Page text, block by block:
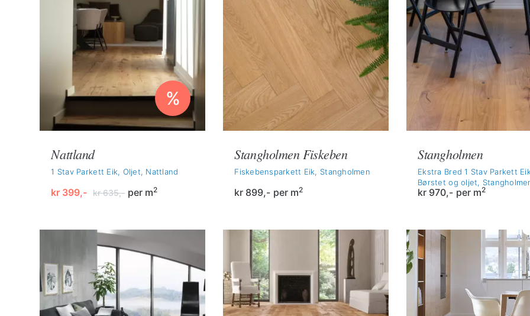
%
Nattland
1 Stav Parkett Eik, Oljet, Nattland
kr635,-
Opprinnelig
kr 635,-.
kr 399,-
Nåværende
kr 399,-.
per m2
Stangholmen Fiskeben
Fiskebensparkett Eik, Stangholmen
kr 899,- per m2
Stangholmen
Ekstra Bred 1 Stav Parkett
Børstet og oljet,
kr 970,- per m2